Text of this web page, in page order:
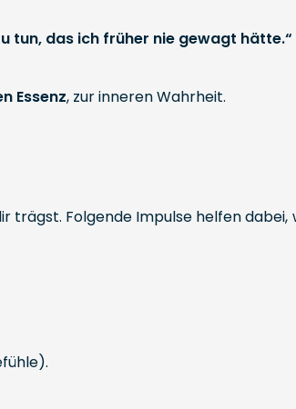
tun, das ich früher nie gewagt hätte.“
Essenz, zur inneren Wahrheit.
Folgende Impulse helfen dabei,